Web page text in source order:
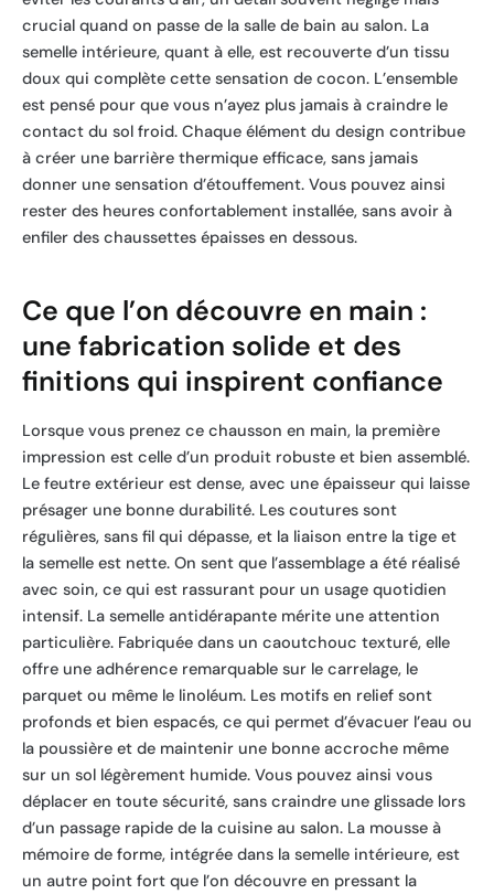
crucial quand on passe de la salle de bain au salon. La
semelle intérieure, quant à elle, est recouverte d’un tissu
doux qui complète cette sensation de cocon. L’ensemble
est pensé pour que vous n’ayez plus jamais à craindre le
contact du sol froid. Chaque élément du design contribue
à créer une barrière thermique efficace, sans jamais
donner une sensation d’étouffement. Vous pouvez ainsi
rester des heures confortablement installée, sans avoir à
enfiler des chaussettes épaisses en dessous.
Ce que l’on découvre en main :
une fabrication solide et des
finitions qui inspirent confiance
Lorsque vous prenez ce chausson en main, la première
impression est celle d’un produit robuste et bien assemblé.
Le feutre extérieur est dense, avec une épaisseur qui laisse
présager une bonne durabilité. Les coutures sont
régulières, sans fil qui dépasse, et la liaison entre la tige et
la semelle est nette. On sent que l’assemblage a été réalisé
avec soin, ce qui est rassurant pour un usage quotidien
intensif. La semelle antidérapante mérite une attention
particulière. Fabriquée dans un caoutchouc texturé, elle
offre une adhérence remarquable sur le carrelage, le
parquet ou même le linoléum. Les motifs en relief sont
profonds et bien espacés, ce qui permet d’évacuer l’eau ou
la poussière et de maintenir une bonne accroche même
sur un sol légèrement humide. Vous pouvez ainsi vous
déplacer en toute sécurité, sans craindre une glissade lors
d’un passage rapide de la cuisine au salon. La mousse à
mémoire de forme, intégrée dans la semelle intérieure, est
un autre point fort que l’on découvre en pressant la